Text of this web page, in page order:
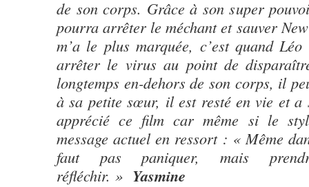
de son corps. Grâce à son super
pourra arrêter le méchant et sauver
m’a le plus marquée, c’est quand
arrêter le virus au point de
longtemps en-dehors de son corps, il
à sa petite sœur, il est resté en vie et a
apprécié ce film car même si le
message actuel en ressort : « Même
faut pas paniquer, mais
réfléchir. » Yasmine